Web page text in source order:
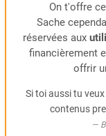
On t'offre
Sache
réservées aux
financièrement
offrir
Si toi aussi tu
contenus
—